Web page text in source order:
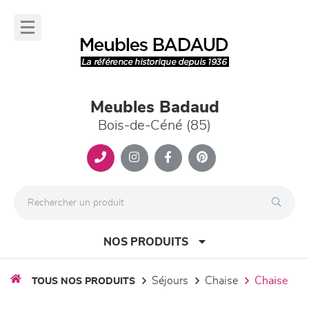
Meubles Badaud
Bois-de-Céné (85)
NOS PRODUITS
TOUS NOS PRODUITS séjours chaise chaise